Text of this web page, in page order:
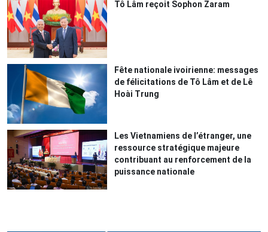
Tô Lâm reçoit Sophon Zaram
Fête nationale ivoirienne: messages
de félicitations de Tô Lâm et de Lê
Hoài Trung
Les Vietnamiens de l’étranger, une
ressource stratégique majeure
contribuant au renforcement de la
puissance nationale